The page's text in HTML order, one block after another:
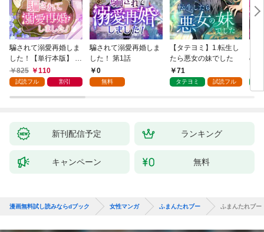
騙されて溺愛再婚しま
した！【単行本版】 1
巻825 110
試読フル 割引
騙されて溺愛再婚しま
した！ 第1話
0
無料
【タテヨミ】1.転生し
たら悪女の妹でした
71
タテヨミ 試読フル
の
新刊配信予定 ランキング
キャンペーン 無料
漫画無料試し読みならdブック 女性マンガ ふまんたれブー ふまんたれブ